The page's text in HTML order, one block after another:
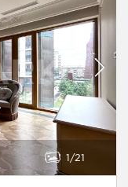
1 21